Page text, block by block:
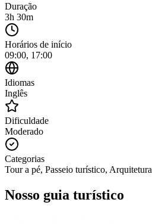
Duração
3h 30m
Horários de início
09:00, 17:00
Idiomas
Inglês
Dificuldade
Moderado
Categorias
Tour a pé, Passeio turístico, Arquitetura
Nosso guia turístico